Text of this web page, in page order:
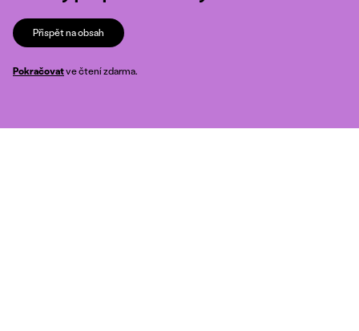
Přispět na obsah
Pokračovatve čtení zdarma.